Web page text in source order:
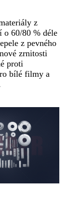
z
o 60/80 % déle
z pevného
zrnitosti
proti
bílé filmy a